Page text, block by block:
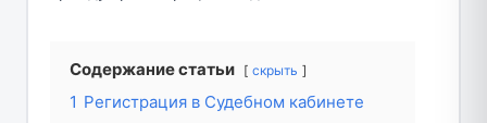
Содержание статьи скрыть
1 Регистрация в Судебном кабинете